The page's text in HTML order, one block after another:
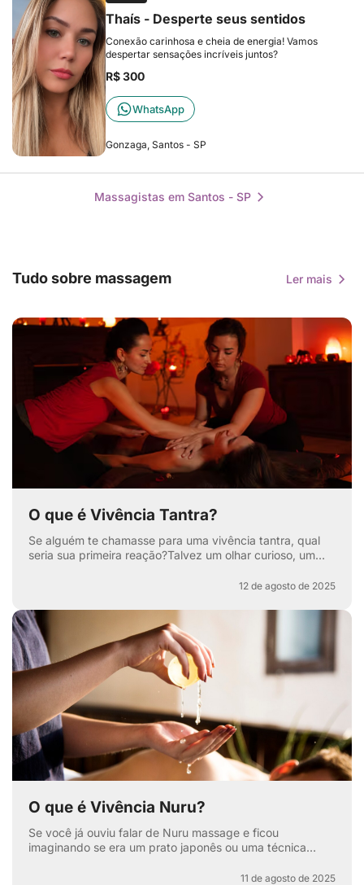
Thaís - Desperte seus sentidos
Conexão carinhosa e cheia de energia! Vamos
despertar sensações incríveis juntos?
R$ 300
WhatsApp
Gonzaga, Santos - SP
Massagistas em Santos - SP
Tudo sobre massagem Ler mais
O que é Vivência Tantra?
Se alguém te chamasse para uma vivência tantra, qual
seria sua primeira reação?Talvez um olhar curioso, um
12 de agosto de 2025
O que é Vivência Nuru?
Se você já ouviu falar de Nuru massage e ficou
imaginando se era um prato japonês ou uma técnica
11 de agosto de 2025